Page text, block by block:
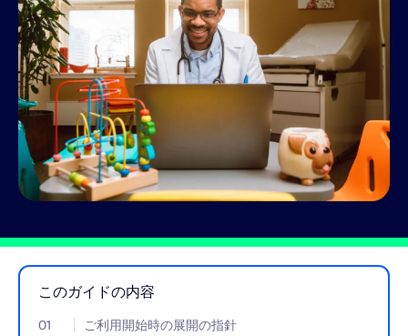
このガイドの内容
01 ご利用開始時の展開の指針
- Jumplink to ご利用開始時の展開の指針